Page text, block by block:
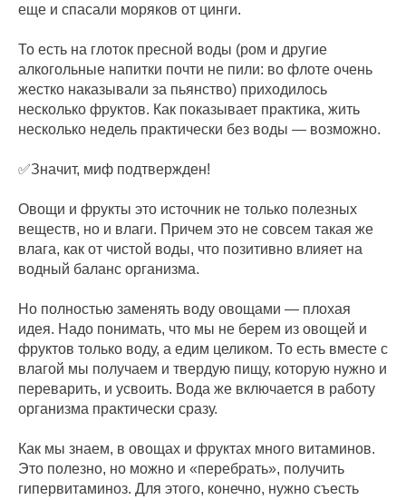
еще и спасали моряков от цинги.
То есть на глоток пресной воды (ром и другие
алкогольные напитки почти не пили: во флоте очень
жестко наказывали за пьянство) приходилось
несколько фруктов. Как показывает практика, жить
несколько недель практически без воды — возможно.
✅Значит, миф подтвержден!
Овощи и фрукты это источник не только полезных
веществ, но и влаги. Причем это не совсем такая же
влага, как от чистой воды, что позитивно влияет на
водный баланс организма.
Но полностью заменять воду овощами — плохая
идея. Надо понимать, что мы не берем из овощей и
фруктов только воду, а едим целиком. То есть вместе с
влагой мы получаем и твердую пищу, которую нужно и
переварить, и усвоить. Вода же включается в работу
организма практически сразу.
Как мы знаем, в овощах и фруктах много витаминов.
Это полезно, но можно и «перебрать», получить
гипервитаминоз. Для этого, конечно, нужно съесть